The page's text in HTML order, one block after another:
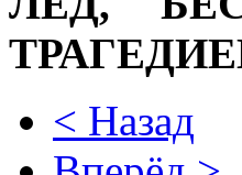
< Назад